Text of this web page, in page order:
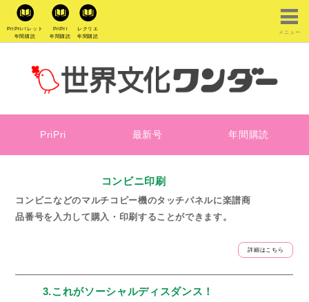
PriPriパレット
年間購読
PriPri
年間購読
レクリエ
年間購読
メニュー
PriPri 最新号 年間購読
コンビニ印刷
コンビニなどのマルチコピー機のタッチパネルに楽譜商
品番号を入力して購入・印刷することができます。
詳細はこちら
3.これがソーシャルディスダンス！